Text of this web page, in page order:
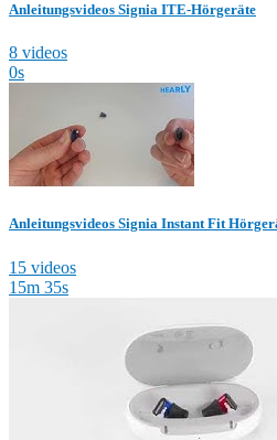
Anleitungsvideos Signia ITE-Hörgeräte
8 videos
0s
Anleitungsvideos Signia Instant Fit
15 videos
15m 35s